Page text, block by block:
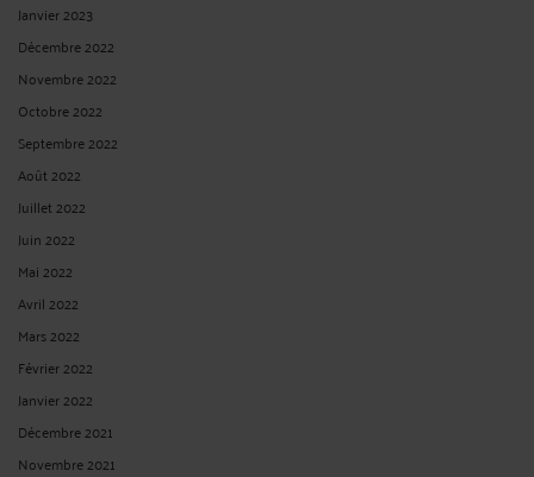
Janvier 2023
Décembre 2022
Novembre 2022
Octobre 2022
Septembre 2022
Août 2022
Juillet 2022
Juin 2022
Mai 2022
Avril 2022
Mars 2022
Février 2022
Janvier 2022
Décembre 2021
Novembre 2021